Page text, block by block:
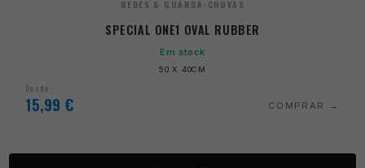
REDES & GUARDA-CHUVAS
SPECIAL ONE1 OVAL RUBBER
Em stock
50 X 40CM
Desde
15,99 € COMPRAR